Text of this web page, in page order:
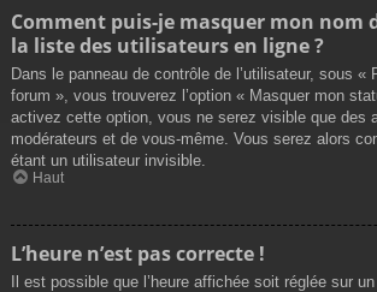
Comment puis-je masquer mon nom
la liste des utilisateurs en ligne ?
Dans le panneau de contrôle de l’utilisateur, sous «
forum », vous trouverez l’option « Masquer mon
activez cette option, vous ne serez visible que des
modérateurs et de vous-même. Vous serez alors
étant un utilisateur invisible.
Haut
L’heure n’est pas correcte !
Il est possible que l’heure affichée soit réglée sur